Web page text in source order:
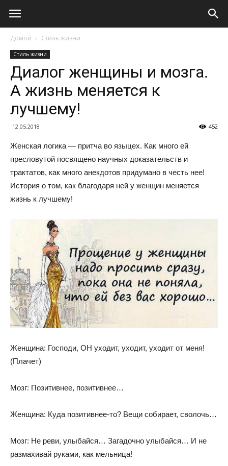
Домой Стиль жизни
Стиль жизни
Диалог женщины и мозга.
А жизнь меняется к
лучшему!
12.05.2018 452
Женская логика — притча во языцех. Как много ей
пресловутой посвящено научных доказательств и
трактатов, как много анекдотов придумано в честь нее!
История о том, как благодаря ней у женщин меняется
жизнь к лучшему!
Женщина: Господи, ОН уходит, уходит, уходит от меня!
(Плачет)
Мозг: Позитивнее, позитивнее…
Женщина: Куда позитивнее-то? Вещи собирает, сволочь…
Мозг: Не реви, улыбайся… Загадочно улыбайся… И не
размахивай руками, как мельница!